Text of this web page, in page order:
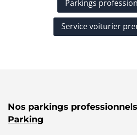
Parkings
Service voiturier
Nos parkings
Parking